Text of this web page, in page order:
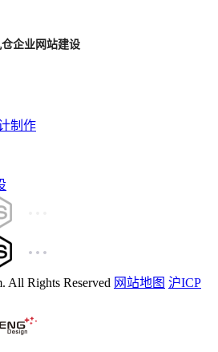
企业网站建设
制作
All Rights Reserved 网站地图 沪ICP